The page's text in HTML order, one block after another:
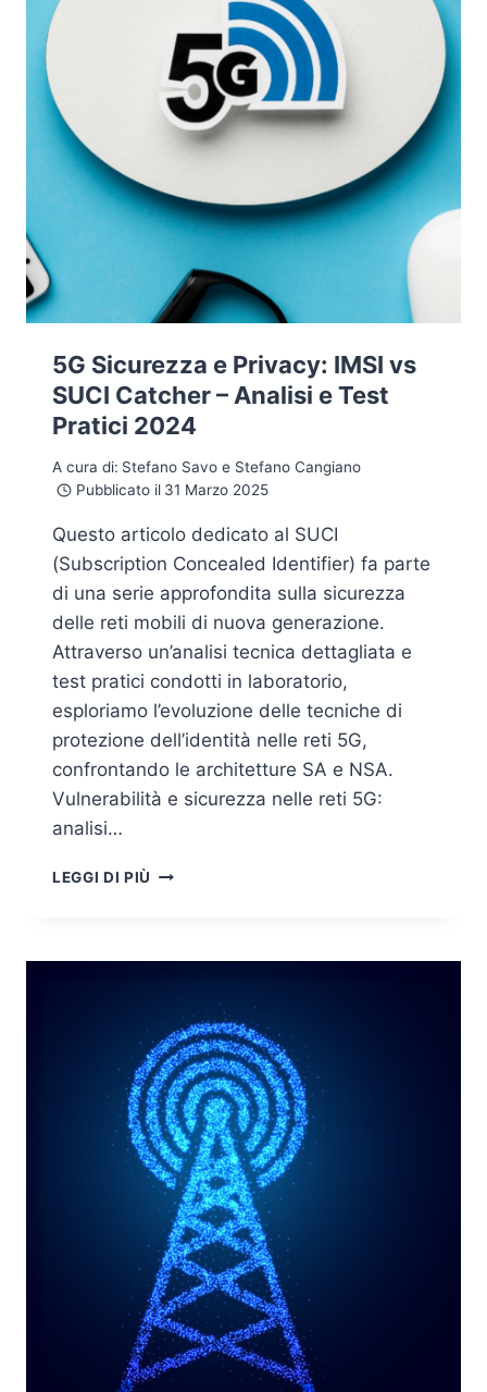
5G Sicurezza e Privacy: IMSI vs
SUCI Catcher – Analisi e Test
Pratici 2024
A cura di: Stefano Savo e Stefano Cangiano
Pubblicato il 31 Marzo 2025
Questo articolo dedicato al SUCI
(Subscription Concealed Identifier) fa parte
di una serie approfondita sulla sicurezza
delle reti mobili di nuova generazione.
Attraverso un’analisi tecnica dettagliata e
test pratici condotti in laboratorio,
esploriamo l’evoluzione delle tecniche di
protezione dell’identità nelle reti 5G,
confrontando le architetture SA e NSA.
Vulnerabilità e sicurezza nelle reti 5G:
analisi…
LEGGI DI PIÙ 5G
IMSI
CATCHER
–
ANALISI
E
TEST
PRATICI
2024